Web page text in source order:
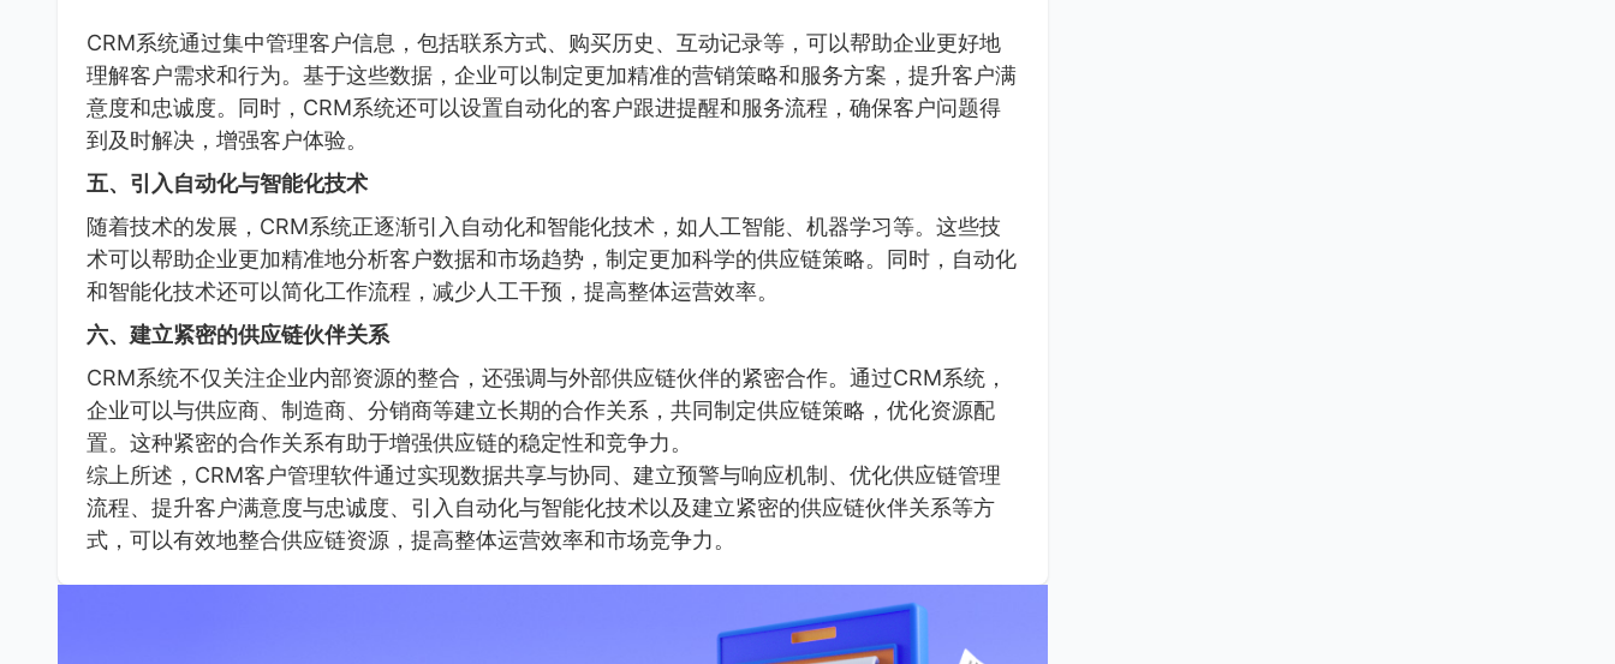
CRM系统通过集中管理客户信息，包括联系方式、购买历史、互动记录等，可以帮助企业更好地
理解客户需求和行为。基于这些数据，企业可以制定更加精准的营销策略和服务方案，提升客户满
意度和忠诚度。同时，CRM系统还可以设置自动化的客户跟进提醒和服务流程，确保客户问题得
到及时解决，增强客户体验。
五、引入自动化与智能化技术
随着技术的发展，CRM系统正逐渐引入自动化和智能化技术，如人工智能、机器学习等。这些技
术可以帮助企业更加精准地分析客户数据和市场趋势，制定更加科学的供应链策略。同时，自动化
和智能化技术还可以简化工作流程，减少人工干预，提高整体运营效率。
六、建立紧密的供应链伙伴关系
CRM系统不仅关注企业内部资源的整合，还强调与外部供应链伙伴的紧密合作。通过CRM系统，
企业可以与供应商、制造商、分销商等建立长期的合作关系，共同制定供应链策略，优化资源配
置。这种紧密的合作关系有助于增强供应链的稳定性和竞争力。
综上所述，CRM客户管理软件通过实现数据共享与协同、建立预警与响应机制、优化供应链管理
流程、提升客户满意度与忠诚度、引入自动化与智能化技术以及建立紧密的供应链伙伴关系等方
式，可以有效地整合供应链资源，提高整体运营效率和市场竞争力。